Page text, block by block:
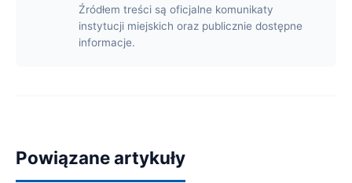
Źródłem treści są oficjalne komunikaty
instytucji miejskich oraz publicznie dostępne
informacje.
Powiązane artykuły